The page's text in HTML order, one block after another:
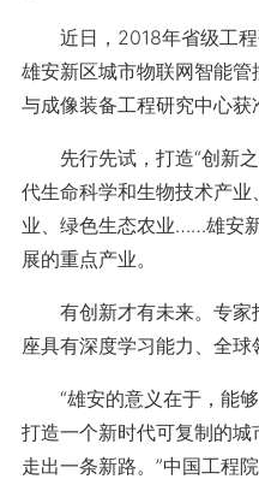
近日，2018年省级工程
雄安新区城市物联网智能
与成像装备工程研究中心获
先行先试，打造“创新之
代生命科学和生物技术产
业、绿色生态农业……雄安
展的重点产业。
有创新才有未来。专家
座具有深度学习能力、全球
“雄安的意义在于，能够
打造一个新时代可复制的城
走出一条新路。”中国工程